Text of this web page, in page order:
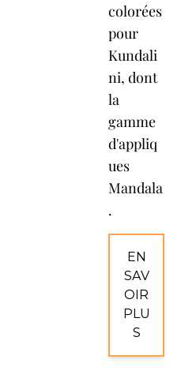
colorées
pour
Kundali
ni, dont
la
gamme
d'appliq
ues
Mandala
.
EN
SAV
OIR
PLU
S